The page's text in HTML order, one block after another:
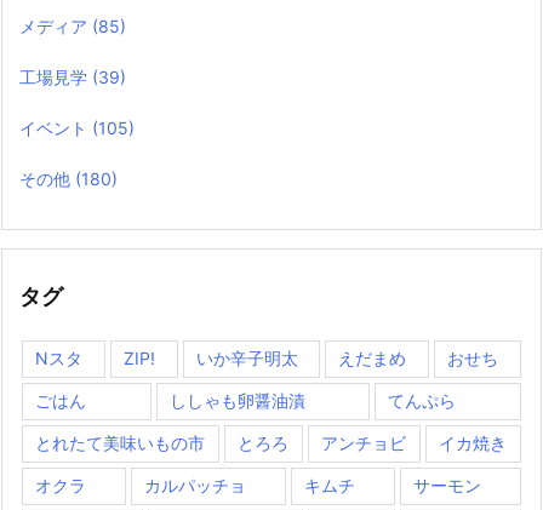
メディア (85)
工場見学 (39)
イベント (105)
その他 (180)
タグ
Nスタ ZIP! いか辛子明太 えだまめ おせち
ごはん ししゃも卵醤油漬 てんぷら
とれたて美味いもの市 とろろ アンチョビ イカ焼き
オクラ カルパッチョ キムチ サーモン